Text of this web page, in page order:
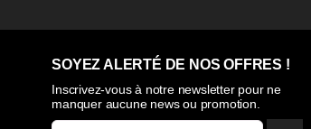
SOYEZ ALERTÉ DE NOS OFFRES !
Inscrivez-vous à notre newsletter pour ne
manquer aucune news ou promotion.